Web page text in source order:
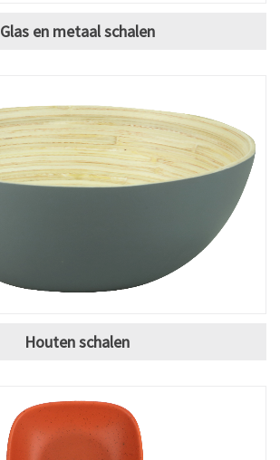
Glas en metaal schalen
Houten schalen